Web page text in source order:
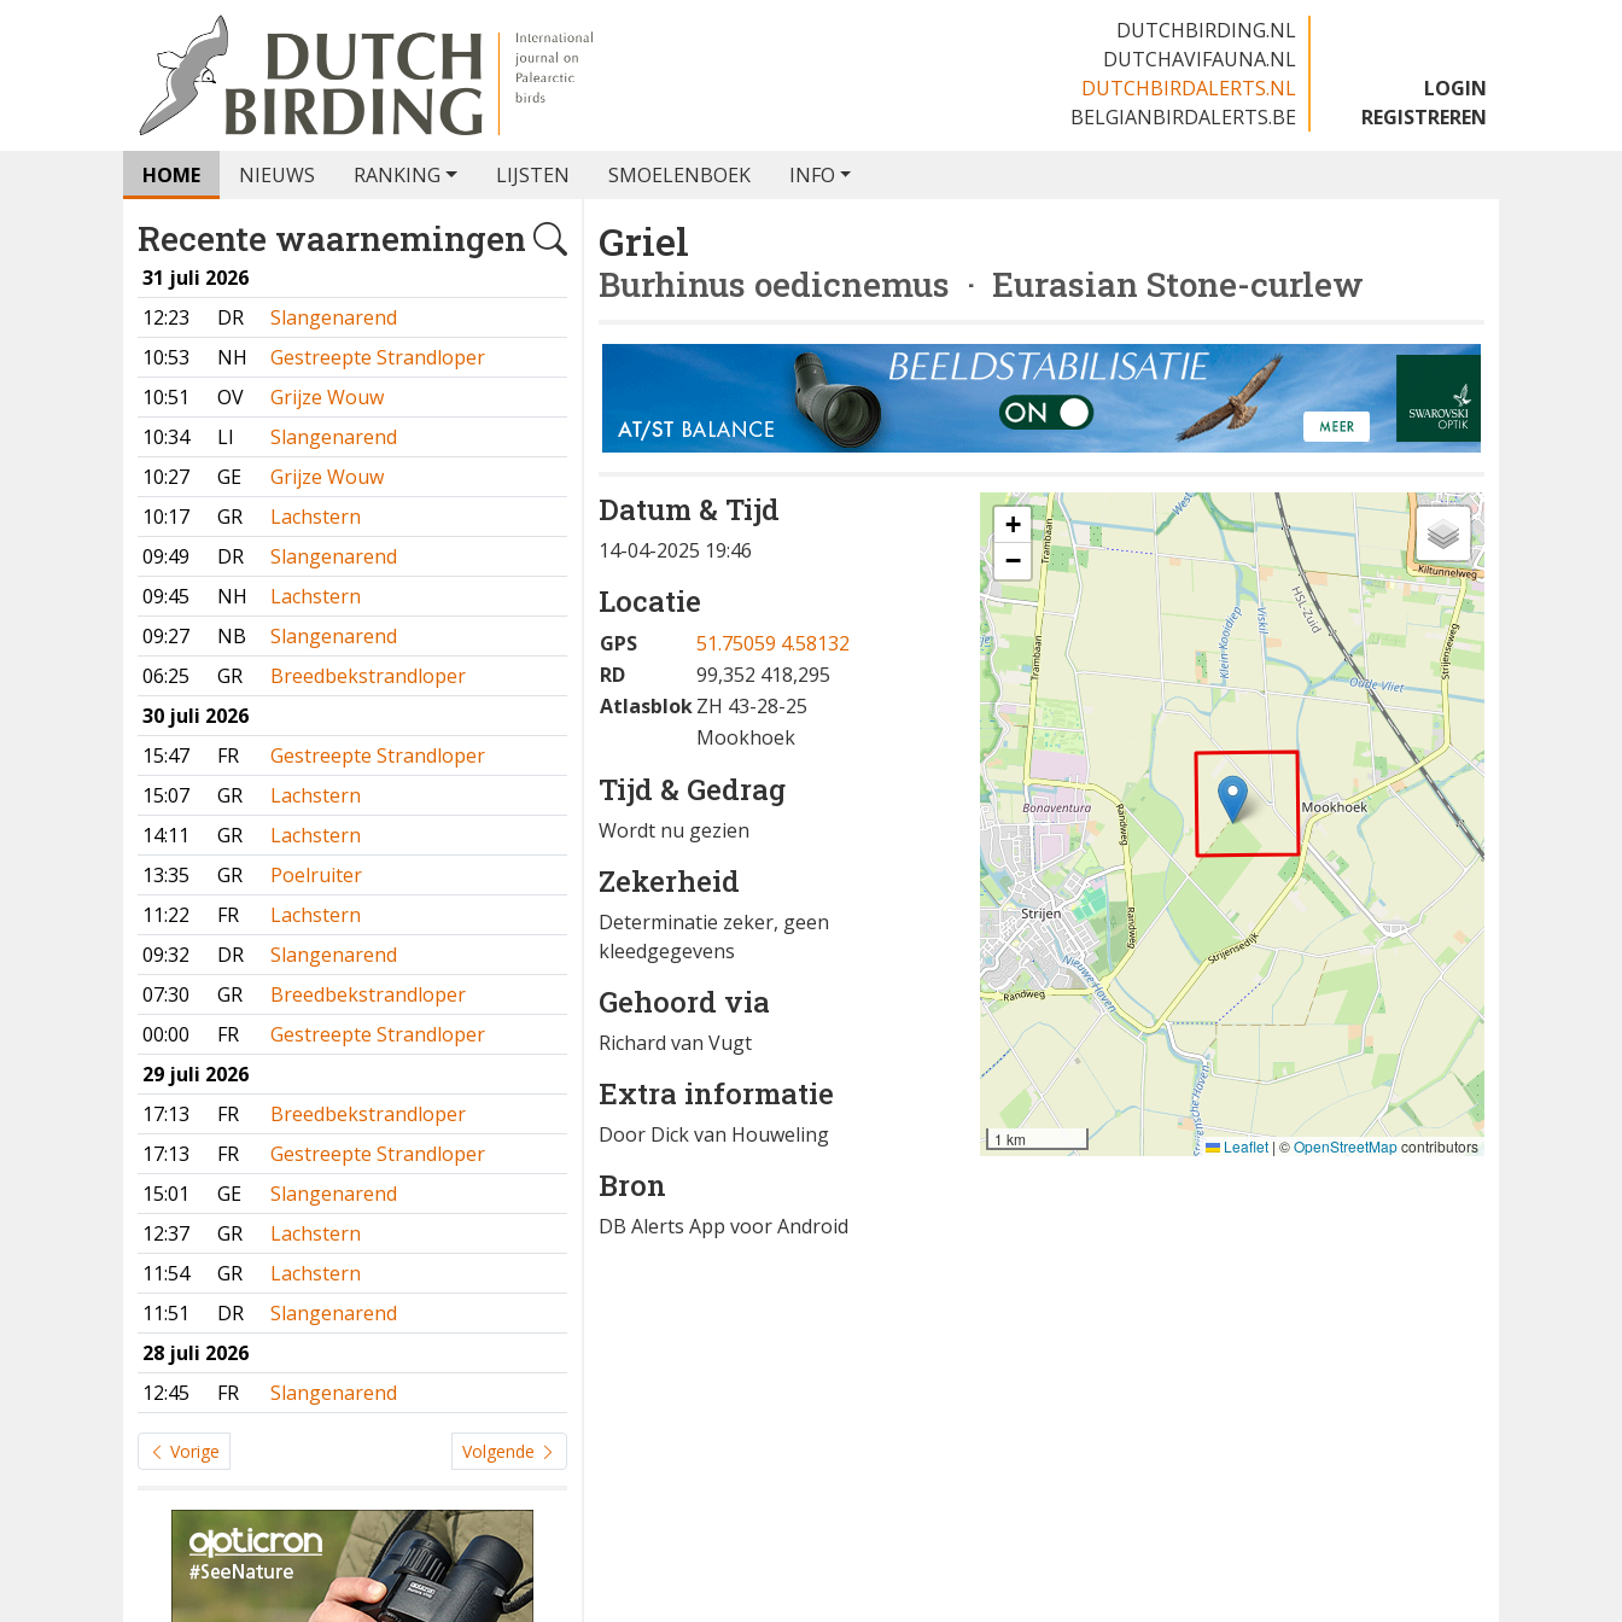
DUTCHBIRDING.NL
DUTCHAVIFAUNA.NL
DUTCHBIRDALERTS.NL
BELGIANBIRDALERTS.BE
LOGIN
REGISTREREN
HOME NIEUWS RANKING LIJSTEN SMOELENBOEK INFO
Recente waarnemingen
31 juli 2026
12:23
DR
Slangenarend
10:53
NH
Gestreepte Strandloper
10:51
OV
Grijze Wouw
10:34
LI
Slangenarend
10:27
GE
Grijze Wouw
10:17
GR
Lachstern
09:49
DR
Slangenarend
09:45
NH
Lachstern
09:27
NB
Slangenarend
06:25
GR
Breedbekstrandloper
30 juli 2026
15:47
FR
Gestreepte Strandloper
15:07
GR
Lachstern
14:11
GR
Lachstern
13:35
GR
Poelruiter
11:22
FR
Lachstern
09:32
DR
Slangenarend
07:30
GR
Breedbekstrandloper
00:00
FR
Gestreepte Strandloper
29 juli 2026
17:13
FR
Breedbekstrandloper
17:13
FR
Gestreepte Strandloper
15:01
GE
Slangenarend
12:37
GR
Lachstern
11:54
GR
Lachstern
11:51
DR
Slangenarend
28 juli 2026
12:45
FR Slangenarend
Vorige Volgende
Griel
Burhinus oedicnemus · Eurasian Stone-curlew
Datum & Tijd
14-04-2025 19:46
Locatie
GPS
51.75059 4.58132
RD
99,352 418,295
AtlasblokZH 43-28-25
Mookhoek
Tijd & Gedrag
Wordt nu gezien
Zekerheid
Determinatie zeker, geen
kleedgegevens
Gehoord via
Richard van Vugt
Extra informatie
Door Dick van Houweling
Bron
DB Alerts App voor Android
+
−
1 km Leaflet | ©OpenStreetMapcontributors